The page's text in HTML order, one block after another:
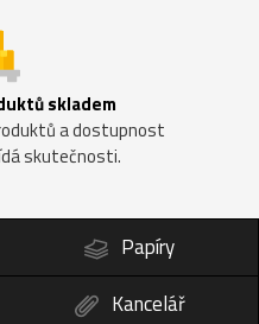
skladem
a dostupnost
skutečnosti.
Papíry
Kancelář